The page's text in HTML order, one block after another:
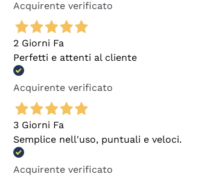
Acquirente verificato
2 Giorni Fa
Perfetti e attenti al cliente
Acquirente verificato
3 Giorni Fa
Semplice nell'uso, puntuali e veloci.
Acquirente verificato